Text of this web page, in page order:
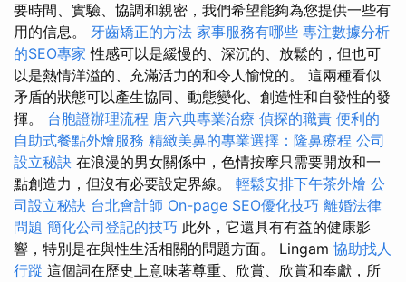
要時間、實驗、協調和親密，我們希望能夠為您提供一些有
用的信息。 牙齒矯正的方法 家事服務有哪些 專注數據分析
的SEO專家 性感可以是緩慢的、深沉的、放鬆的，但也可
以是熱情洋溢的、充滿活力的和令人愉悅的。 這兩種看似
矛盾的狀態可以產生協同、動態變化、創造性和自發性的發
揮。 台胞證辦理流程 唐六典專業治療 偵探的職責 便利的
自助式餐點外燴服務 精緻美鼻的專業選擇：隆鼻療程 公司
設立秘訣 在浪漫的男女關係中，色情按摩只需要開放和一
點創造力，但沒有必要設定界線。 輕鬆安排下午茶外燴 公
司設立秘訣 台北會計師 On-page SEO優化技巧 離婚法律
問題 簡化公司登記的技巧 此外，它還具有有益的健康影
響，特別是在與性生活相關的問題方面。 Lingam 協助找人
行蹤 這個詞在歷史上意味著尊重、欣賞、欣賞和奉獻，所